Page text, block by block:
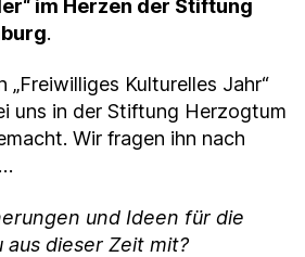
im Herzen der Stiftung
.
„Freiwilliges Kulturelles Jahr“
uns in der Stiftung Herzogtum
Wir fragen ihn nach
und Ideen für die
dieser Zeit mit?